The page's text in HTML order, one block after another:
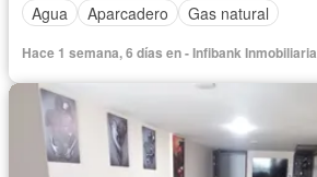
Agua
Aparcadero Gas natural
Hace 1 semana, 6 días en - Infibank Inmobiliaria